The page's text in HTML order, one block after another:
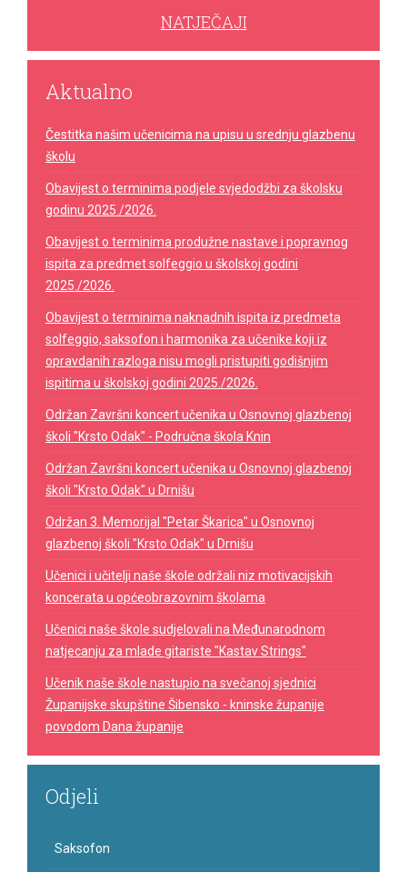
NATJEČAJI
Aktualno
Čestitka našim učenicima na upisu u srednju glazbenu
školu
Obavijest o terminima podjele svjedodžbi za školsku
godinu 2025./2026.
Obavijest o terminima produžne nastave i popravnog
ispita za predmet solfeggio u školskoj godini
2025./2026.
Obavijest o terminima naknadnih ispita iz predmeta
solfeggio, saksofon i harmonika za učenike koji iz
opravdanih razloga nisu mogli pristupiti godišnjim
ispitima u školskoj godini 2025./2026.
Održan Završni koncert učenika u Osnovnoj glazbenoj
školi "Krsto Odak" - Područna škola Knin
Održan Završni koncert učenika u Osnovnoj glazbenoj
školi "Krsto Odak" u Drnišu
Održan 3. Memorijal "Petar Škarica" u Osnovnoj
glazbenoj školi "Krsto Odak" u Drnišu
Učenici i učitelji naše škole održali niz motivacijskih
koncerata u općeobrazovnim školama
Učenici naše škole sudjelovali na Međunarodnom
natjecanju za mlade gitariste "Kastav Strings"
Učenik naše škole nastupio na svečanoj sjednici
Županijske skupštine Šibensko - kninske županije
povodom Dana županije
Odjeli
Saksofon